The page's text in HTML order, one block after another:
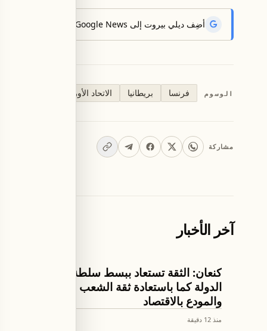
أضِف ديلي بيروت إلى Google News لتتلقّى أحدث الأخبار أوّلاً.
الوسوم فرنسا بريطانيا الاتحاد الأوروبي
مشاركة
آخر الأخبار
اخبار لبنان
كنعان‬⁩: الثقة تستعاد ببسط سلطة
الدولة كما باستعادة ثقة الشعب
والمودع بالاقتصاد
منذ 12 دقيقة